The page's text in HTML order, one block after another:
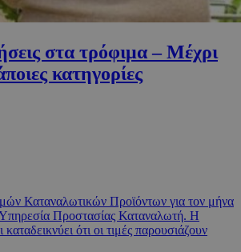
στα τρόφιμα – Μέχρι
κατηγορίες
Καταναλωτικών Προϊόντων για τον μήνα
Προστασίας Καταναλωτή. Η
ότι οι τιμές παρουσιάζουν